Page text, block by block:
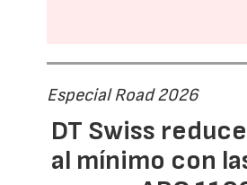
Especial Road 2026
DT Swiss
al mínimo con